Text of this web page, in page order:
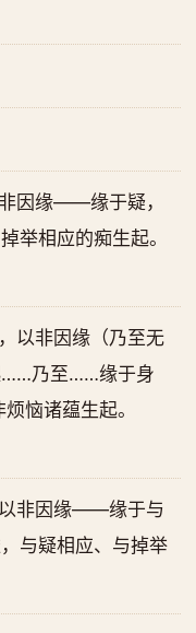
因缘——缘于疑，
举相应的痴生起。
以非因缘（乃至无
……乃至……缘于身
恼诸蕴生起。
非因缘——缘于与
与疑相应、与掉举